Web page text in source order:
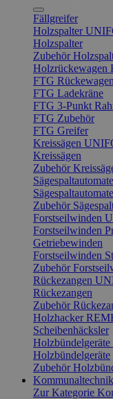
Fällgreifer
Holzspalter
Holzspalter
Zubehör
Holzrückewagen
FTG Rückewagen
FTG Ladekräne
FTG 3-Punkt
FTG Zubehör
FTG Greifer
Kreissägen
Kreissägen
Zubehör
Zubehör
Forstseilwinden
Forstseilwinden
Getriebewinden
Forstseilwinden
Zubehör
Rückezangen
Rückezangen
Zubehör
Holzhacker
Scheibenhäcksler
Holzbündelgeräte
Zubehör
Kommunaltechnik
Zur Kategorie